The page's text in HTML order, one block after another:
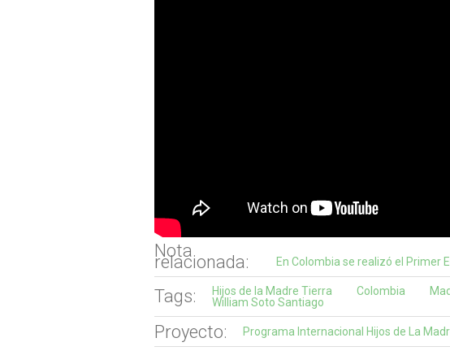
Nota
relacionada: En Colombia se realizó el Primer
Tags: Hijos de la Madre Tierra Colombia
William Soto Santiago
Proyecto: Programa Internacional Hijos de La